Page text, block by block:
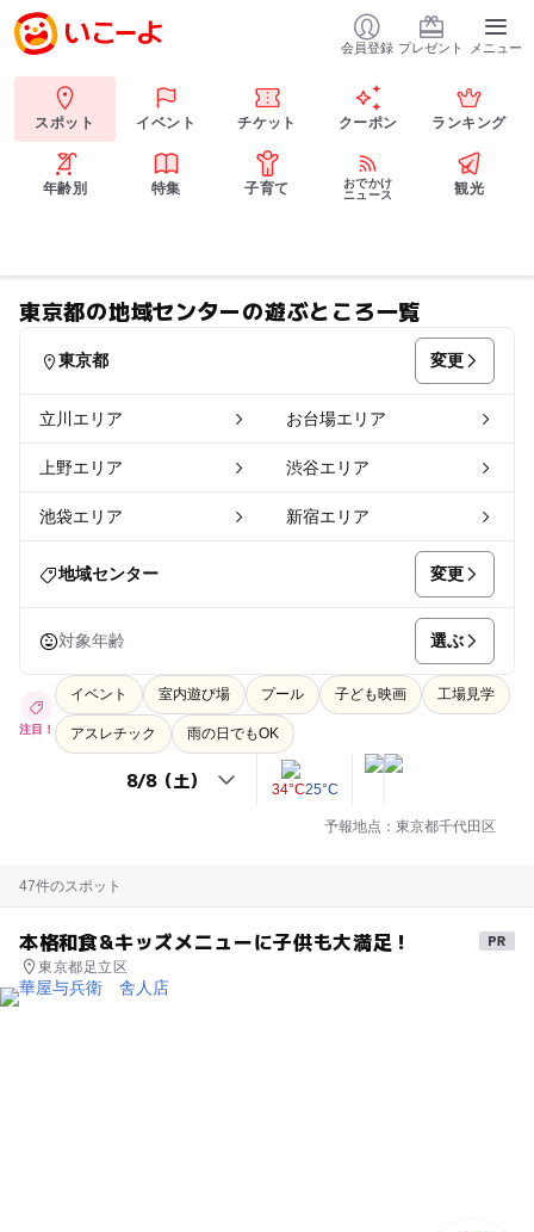
会員登録 プレゼント メニュー
スポット イベント チケット クーポン ランキング
年齢別 特集 子育て
おでかけ
ニュース
観光
東京都の地域センターの遊ぶところ一覧
東京都 変更
立川エリア お台場エリア
上野エリア 渋谷エリア
池袋エリア 新宿エリア
地域センター 変更
対象年齢 選ぶ
注目！
イベント 室内遊び場 プール 子ども映画 工場見学
アスレチック 雨の日でもOK
34°C25°C
予報地点：東京都千代田区
47件のスポット
本格和食&キッズメニューに子供も大満足！
東京都足立区